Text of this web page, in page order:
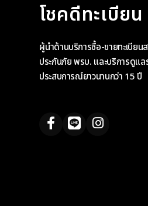
โชคดีทะเบียน
ผู้นำด้านบริการซื้อ-ขายทะเบียน
ประกันภัย พรบ. และบริการดูแ
ประสบการณ์ยาวนานกว่า 15 ปี